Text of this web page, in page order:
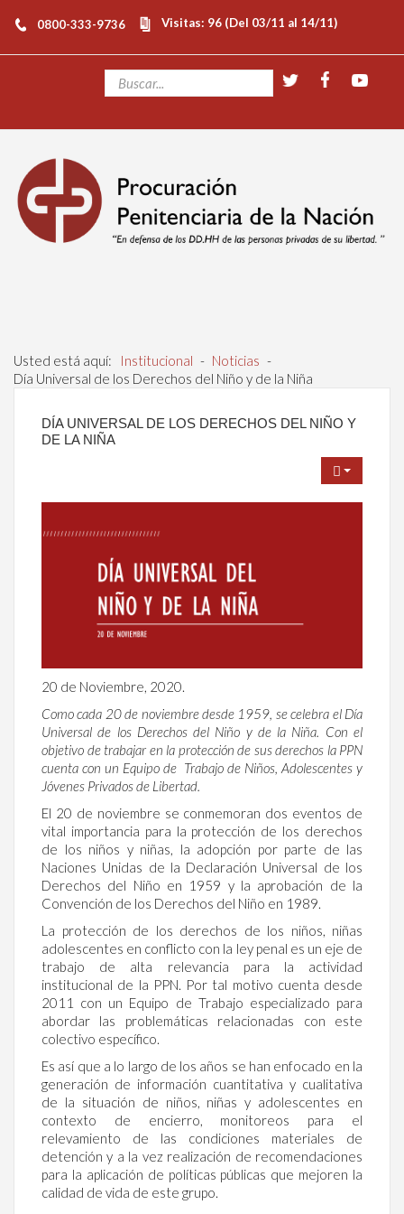
0800-333-9736 Visitas: 96 (Del 03/11 al 14/11)
Usted está aquí: Institucional - Noticias -
Día Universal de los Derechos del Niño y de la Niña
DÍA UNIVERSAL DE LOS DERECHOS DEL NIÑO Y
DE LA NIÑA
20 de Noviembre, 2020.
Como cada 20 de noviembre desde 1959, se celebra el Día
Universal de los Derechos del Niño y de la Niña. Con el
objetivo de trabajar en la protección de sus derechos la PPN
cuenta con un Equipo de Trabajo de Niños, Adolescentes y
Jóvenes Privados de Libertad.
El 20 de noviembre se conmemoran dos eventos de
vital importancia para la protección de los derechos
de los niños y niñas, la adopción por parte de las
Naciones Unidas de la Declaración Universal de los
Derechos del Niño en 1959 y la aprobación de la
Convención de los Derechos del Niño en 1989.
La protección de los derechos de los niños, niñas
adolescentes en conflicto con la ley penal es un eje de
trabajo de alta relevancia para la actividad
institucional de la PPN. Por tal motivo cuenta desde
2011 con un Equipo de Trabajo especializado para
abordar las problemáticas relacionadas con este
colectivo específico.
Es así que a lo largo de los años se han enfocado en la
generación de información cuantitativa y cualitativa
de la situación de niños, niñas y adolescentes en
contexto de encierro, monitoreos para el
relevamiento de las condiciones materiales de
detención y a la vez realización de recomendaciones
para la aplicación de políticas públicas que mejoren la
calidad de vida de este grupo.